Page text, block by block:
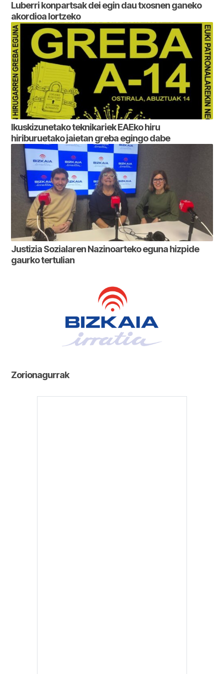
Luberri konpartsak dei egin dau txosnen ganeko
akordioa lortzeko
Ikuskizunetako teknikariek EAEko hiru
hiriburuetako jaietan greba egingo dabe
Justizia Sozialaren Nazinoarteko eguna hizpide
gaurko tertulian
Zorionagurrak